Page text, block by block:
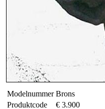
Modelnummer Brons
Produktcode
€ 3.900